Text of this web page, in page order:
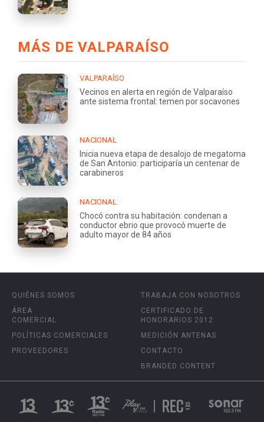
MÁS DE VALPARAÍSO
VALPARAÍSO
Vecinos en alerta en región de Valparaíso
ante sistema frontal: temen por socavones
NACIONAL
Inicia nueva etapa de desalojo de megatoma
de San Antonio: participaría un centenar de
carabineros
NACIONAL
Chocó contra su habitación: condenan a
conductor ebrio que provocó muerte de
adulto mayor de 84 años
QUIÉNES SOMOS
ÁREA
COMERCIAL
POLÍTICAS COMERCIALES
PROVEEDORES
TRABAJA CON NOSOTROS
CERTIFICADO DE
HONORARIOS 2012
MEDICIÓN ANTENAS
CONTACTO
BRANDED CONTENT